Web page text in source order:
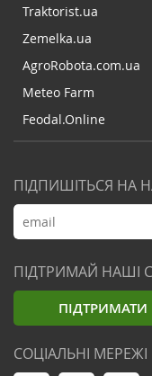
Traktorist.ua
Zemelka.ua
AgroRobota.com.ua
Meteo Farm
Feodal.Online
ПІДПИШІТЬСЯ НА
ПІДТРИМАЙ НАШІ
ПІДТРИМАТИ
СОЦІАЛЬНІ МЕРЕЖІ